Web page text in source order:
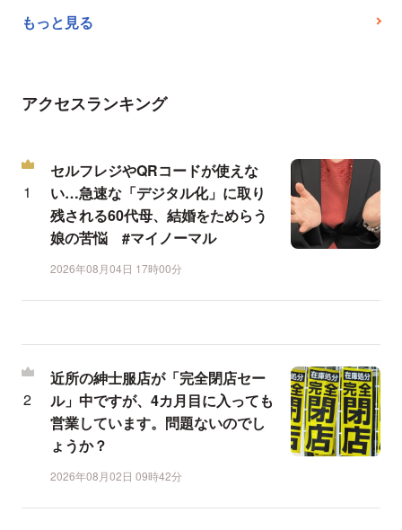
もっと見る
アクセスランキング
セルフレジやQRコードが使えな
い…急速な「デジタル化」に取り
残される60代母、結婚をためらう
娘の苦悩 #マイノーマル
2026年08月04日 17時00分
近所の紳士服店が「完全閉店セー
ル」中ですが、4カ月目に入っても
営業しています。問題ないのでし
ょうか？
2026年08月02日 09時42分